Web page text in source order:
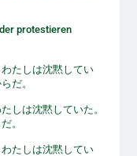
protestieren
たしは沈黙してい
だ。
しは沈黙していた。
。
たしは沈黙してい